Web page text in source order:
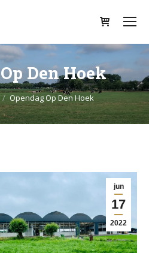
Den Hoek
Opendag Op Den Hoek
jun
17
2022